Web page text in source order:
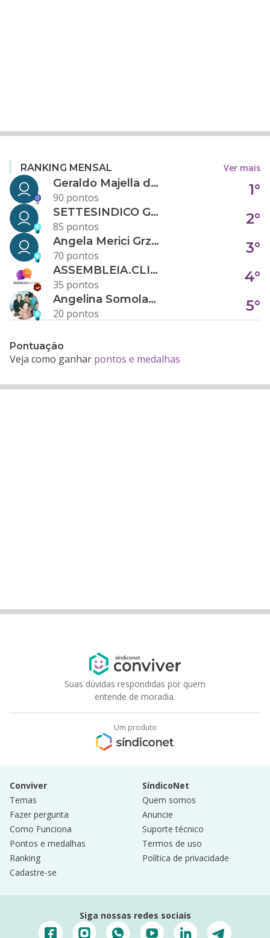
RANKING MENSAL Ver mais
Geraldo Majella da Silva
90 pontos
1°
SETTESINDICO GOVERNANÇA CONDOMINIAL
85 pontos
2°
Angela Merici Grzybowski
70 pontos
3°
ASSEMBLEIA.CLICK
35 pontos
4°
Angelina Somolanji R. Oliveira
20 pontos
5°
Pontuação
Veja como ganhar pontos e medalhas
Suas dúvidas respondidas por quem
entende de moradia.
Um produto
Conviver
Temas
Fazer pergunta
Como Funciona
Pontos e medalhas
Ranking
Cadastre-se
SíndicoNet
Quem somos
Anuncie
Suporte técnico
Termos de uso
Política de privacidade
Siga nossas redes sociais